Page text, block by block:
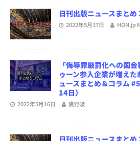
日刊出版ニュースまと
2022年5月17日 HON.jp
「侮辱罪厳罰化への国
ゥーン参入企業が増え
ュースまとめ＆コラム
14日）
2022年5月16日 鷹野凌
日刊出版ニュースまと